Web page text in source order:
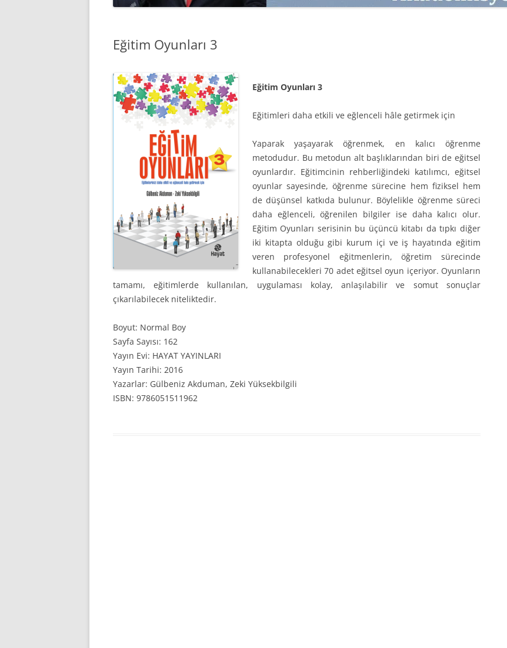
MAĞAZA ATMOSFERINE
PAZARLAMADA YENI USTALIK
PAZARLAMA TEMELLERI
PAZARLAMA MUCIZE DEĞILDIR
PAZARLAMA CANAVARI
SATMAK
Eğitim Oyunları 3
Eğitim Oyunları 3
Eğitimleri daha etkili ve eğlenceli hâle getirmek için
Yaparak yaşayarak öğrenmek, en kalıcı öğrenme
metodudur. Bu metodun alt başlıklarından biri de eğitsel
oyunlardır. Eğitimcinin rehberliğindeki katılımcı, eğitsel
oyunlar sayesinde, öğrenme sürecine hem fiziksel hem
de düşünsel katkıda bulunur. Böylelikle öğrenme süreci
daha eğlenceli, öğrenilen bilgiler ise daha kalıcı olur.
Eğitim Oyunları serisinin bu üçüncü kitabı da tıpkı diğer
iki kitapta olduğu gibi kurum içi ve iş hayatında eğitim
veren profesyonel eğitmenlerin, öğretim sürecinde
kullanabilecekleri 70 adet eğitsel oyun içeriyor. Oyunların
tamamı, eğitimlerde kullanılan, uygulaması kolay, anlaşılabilir ve somut sonuçlar
çıkarılabilecek niteliktedir.
Boyut: Normal Boy
Sayfa Sayısı: 162
Yayın Evi: HAYAT YAYINLARI
Yayın Tarihi: 2016
Yazarlar: Gülbeniz Akduman, Zeki Yüksekbilgili
ISBN: 9786051511962